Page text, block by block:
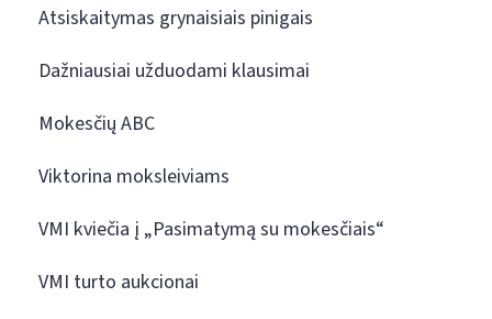
Atsiskaitymas grynaisiais pinigais
Dažniausiai užduodami klausimai
Mokesčių ABC
Viktorina moksleiviams
VMI kviečia į „Pasimatymą su mokesčiais“
VMI turto aukcionai